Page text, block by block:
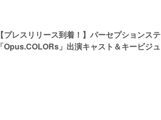
【プレスリリース到着！】パーセプションス
「Opus.COLORs」出演キャスト＆キービジ